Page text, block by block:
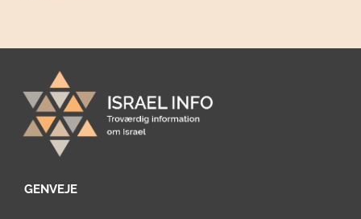
GENVEJE